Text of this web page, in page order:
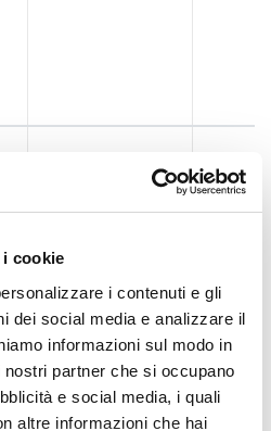
cookie
i contenuti e gli
dei social media e analizzare il
informazioni sul modo in
partner che si occupano
e social media, i quali
altre informazioni che hai
DI INNOVAZIONE
Group
AUTOMATION MEETING